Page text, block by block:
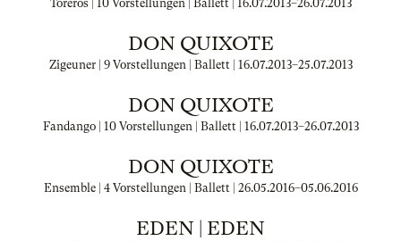
Toreros | 10 Vorstellungen | Ballett | 16.07.2013–26.07.2013
DON QUIXOTE
Zigeuner | 9 Vorstellungen | Ballett | 16.07.2013–25.07.2013
DON QUIXOTE
Fandango | 10 Vorstellungen | Ballett | 16.07.2013–26.07.2013
DON QUIXOTE
Ensemble | 4 Vorstellungen | Ballett | 26.05.2016–05.06.2016
EDEN | EDEN